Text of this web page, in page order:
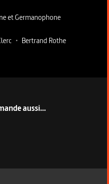
et Germanophone
• Bertrand Rothe
aussi...